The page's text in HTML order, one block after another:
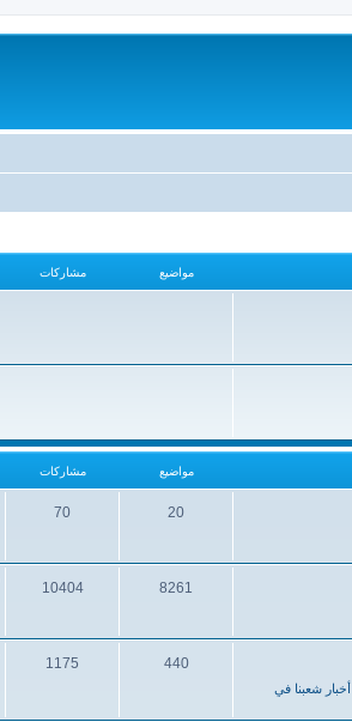
مواضيع مشاركات
مواضيع مشاركات
20
70
8261
10404
أخبار شعبنا في
440
1175